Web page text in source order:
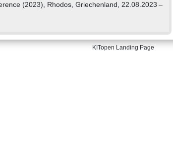
(2023), Rhodos, Griechenland, 22.08.2023 –
KITopen Landing Page